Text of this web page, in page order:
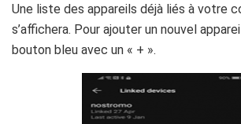
Une liste des appareils déjà liés à votre
s’affichera. Pour ajouter un nouvel
bouton bleu avec un « + ».